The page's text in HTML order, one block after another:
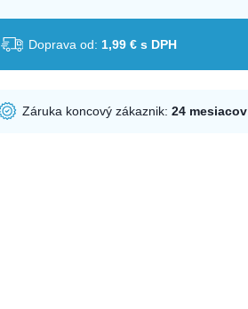
Doprava od: 1,99 € s DPH
Záruka koncový zákaznik:24 mesiacov